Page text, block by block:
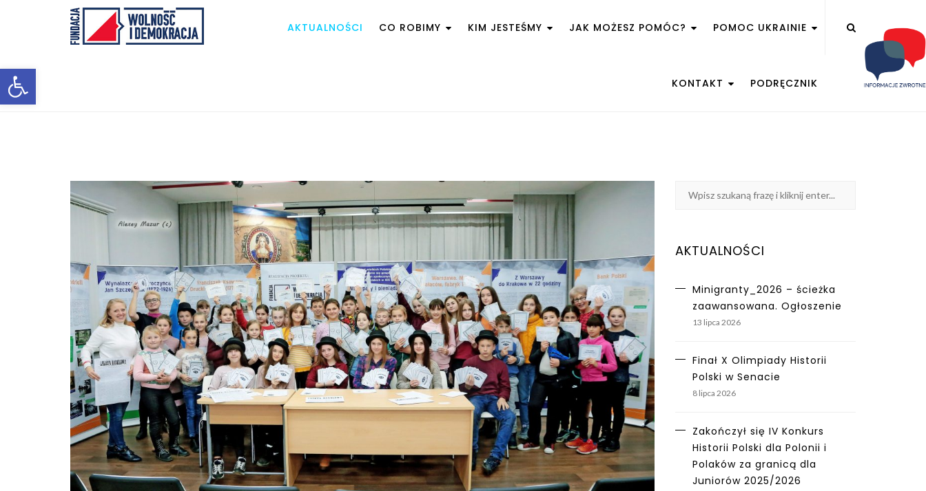
Otwórz pasek narzędzi
AKTUALNOŚCI CO ROBIMY KIM JESTEŚMY JAK MOŻESZ POMÓC? POMOC UKRAINIE
KONTAKT PODRĘCZNIK
AKTUALNOŚCI
Minigranty_2026 – ścieżka
zaawansowana. Ogłoszenie
13 lipca 2026
Finał X Olimpiady Historii
Polski w Senacie
8 lipca 2026
Zakończył się IV Konkurs
Historii Polski dla Polonii i
Polaków za granicą dla
Juniorów 2025/2026